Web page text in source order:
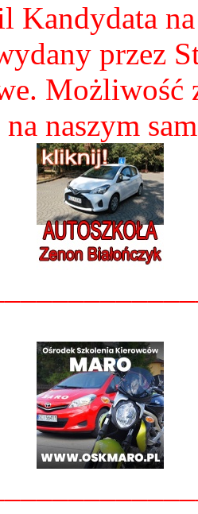
Kandydata
przez
Możliwość
naszym